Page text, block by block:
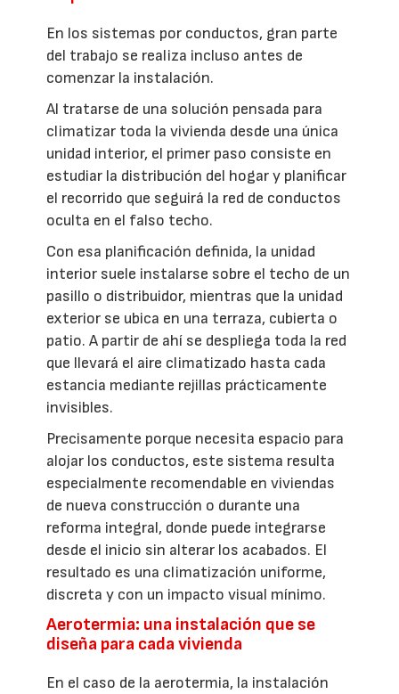
En los sistemas por conductos, gran parte
del trabajo se realiza incluso antes de
comenzar la instalación.
Al tratarse de una solución pensada para
climatizar toda la vivienda desde una única
unidad interior, el primer paso consiste en
estudiar la distribución del hogar y planificar
el recorrido que seguirá la red de conductos
oculta en el falso techo.
Con esa planificación definida, la unidad
interior suele instalarse sobre el techo de un
pasillo o distribuidor, mientras que la unidad
exterior se ubica en una terraza, cubierta o
patio. A partir de ahí se despliega toda la red
que llevará el aire climatizado hasta cada
estancia mediante rejillas prácticamente
invisibles.
Precisamente porque necesita espacio para
alojar los conductos, este sistema resulta
especialmente recomendable en viviendas
de nueva construcción o durante una
reforma integral, donde puede integrarse
desde el inicio sin alterar los acabados. El
resultado es una climatización uniforme,
discreta y con un impacto visual mínimo.
Aerotermia: una instalación que se
diseña para cada vivienda
En el caso de la aerotermia, la instalación